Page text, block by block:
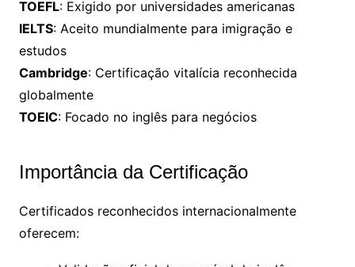
TOEFL: Exigido por universidades americanas
IELTS: Aceito mundialmente para imigração e
estudos
Cambridge: Certificação vitalícia reconhecida
globalmente
TOEIC: Focado no inglês para negócios
Importância da Certificação
Certificados reconhecidos internacionalmente
oferecem: